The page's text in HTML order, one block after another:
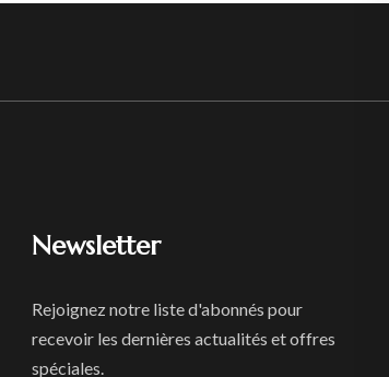
Newsletter
Rejoignez notre liste d'abonnés pour
recevoir les dernières actualités et offres
spéciales.